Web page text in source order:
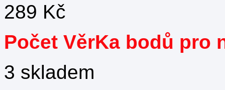
289 Kč
Počet VěrKa bodů pro
3 skladem